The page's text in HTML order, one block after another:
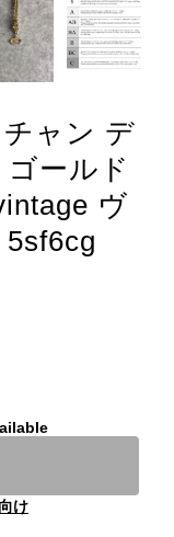
ャン デ
ールド
ヴ
け